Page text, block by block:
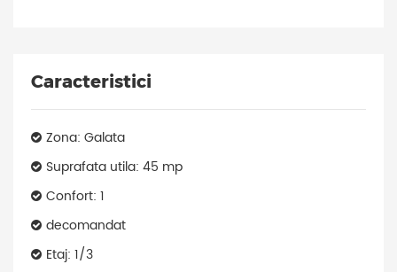
Caracteristici
Zona: Galata
Suprafata utila: 45 mp
Confort: 1
decomandat
Etaj: 1/3